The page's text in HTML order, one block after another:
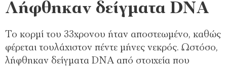
Λήφθηκαν δείγματα DNA
Το κορμί του 33χρονου ήταν αποστεωμένο, καθώς
φέρεται τουλάχιστον πέντε μήνες νεκρός. Ωστόσο,
λήφθηκαν δείγματα DNA από στοιχεία που